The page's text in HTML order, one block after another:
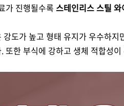
가 진행될수록 스테인리스 스틸 와
도가 높고 형태 유지가 우수하
또한 부식에 강하고 생체 적합성